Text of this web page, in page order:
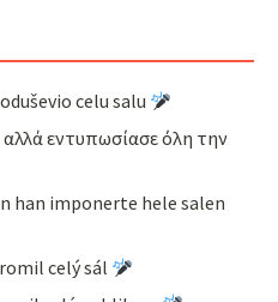
celu salu
εντυπωσίασε όλη την
imponerte hele salen
celý sál